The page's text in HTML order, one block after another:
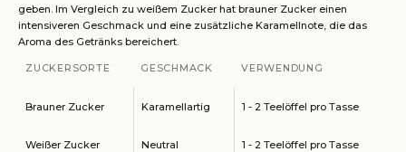
geben. Im Vergleich zu weißem Zucker hat brauner Zucker einen
intensiveren Geschmack und eine zusätzliche Karamellnote, die das
Aroma des Getränks bereichert.
ZUCKERSORTE GESCHMACK VERWENDUNG
Brauner Zucker Karamellartig 1 - 2 Teelöffel pro Tasse
Weißer Zucker Neutral 1 - 2 Teelöffel pro Tasse